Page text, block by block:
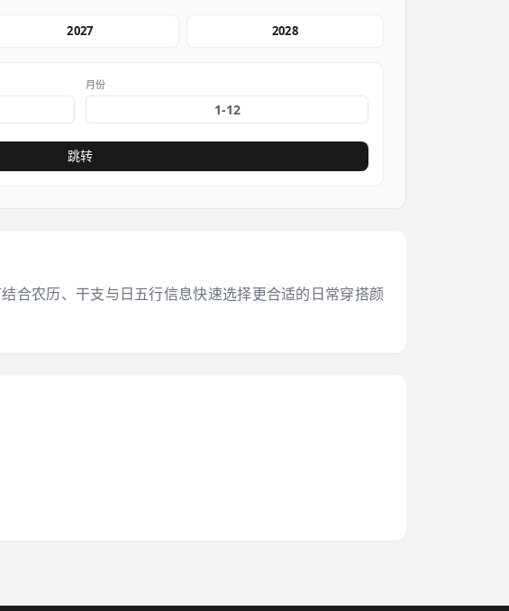
2027 2028
月份
跳转
合农历、干支与日五行信息快速选择更合适的日常穿搭颜